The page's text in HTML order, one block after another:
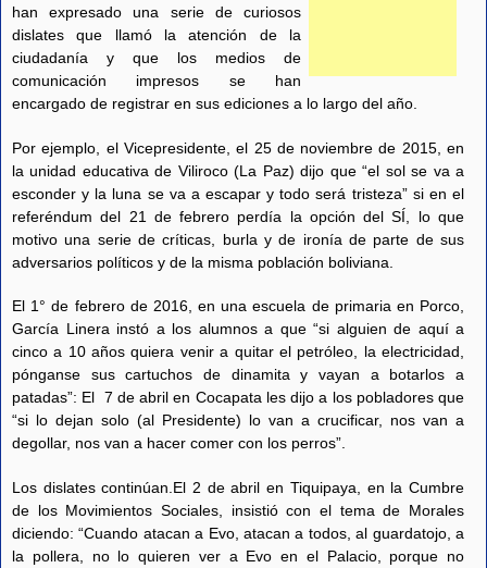
han expresado una serie de curiosos
dislates que llamó la atención de la
ciudadanía y que los medios de
comunicación impresos se han
encargado de registrar en sus ediciones a lo largo del año.
Por ejemplo, el Vicepresidente, el 25 de noviembre de 2015, en
la unidad educativa de Viliroco (La Paz) dijo que “el sol se va a
esconder y la luna se va a escapar y todo será tristeza” si en el
referéndum del 21 de febrero perdía la opción del SÍ, lo que
motivo una serie de críticas, burla y de ironía de parte de sus
adversarios políticos y de la misma población boliviana.
El 1° de febrero de 2016, en una escuela de primaria en Porco,
García Linera instó a los alumnos a que “si alguien de aquí a
cinco a 10 años quiera venir a quitar el petróleo, la electricidad,
pónganse sus cartuchos de dinamita y vayan a botarlos a
patadas”: El 7 de abril en Cocapata les dijo a los pobladores que
“si lo dejan solo (al Presidente) lo van a crucificar, nos van a
degollar, nos van a hacer comer con los perros”.
Los dislates continúan.El 2 de abril en Tiquipaya, en la Cumbre
de los Movimientos Sociales, insistió con el tema de Morales
diciendo: “Cuando atacan a Evo, atacan a todos, al guardatojo, a
la pollera, no lo quieren ver a Evo en el Palacio, porque no